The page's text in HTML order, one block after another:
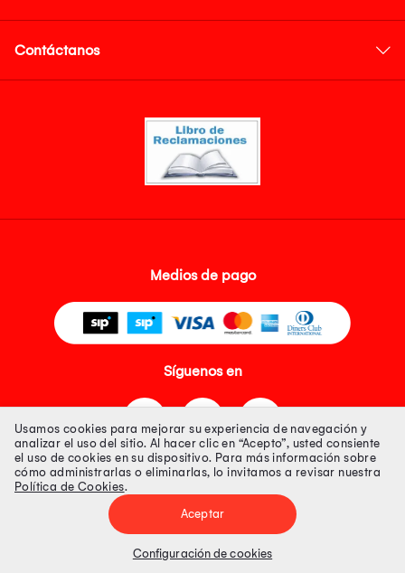
Contáctanos
Medios de pago
Síguenos en
Tienda 100% Segura
Tiendas Peruanas S.A. R.U.C. Nº 20493020618. Todos los derechos
Precios disponibles solo en www.oechsle.pe. Precios online publicados
Usamos cookies para mejorar su experiencia de navegación y
analizar el uso del sitio. Al hacer clic en “Acepto”, usted consiente
el uso de cookies en su dispositivo. Para más información sobre
cómo administrarlas o eliminarlas, lo invitamos a revisar nuestra
Política de Cookies.
Aceptar
Configuración de cookies